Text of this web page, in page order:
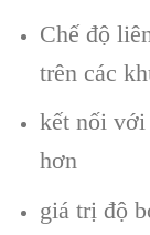
Chế độ
trên các
kết nối với
hơn
giá trị độ